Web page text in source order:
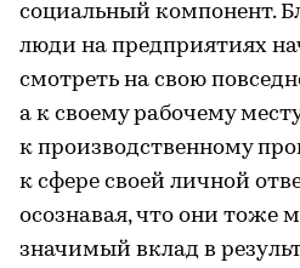
социальный компонент.
люди на предприятиях
смотреть на свою
а к своему рабочему
к производственному
к сфере своей личной
осознавая, что они тоже
значимый вклад в